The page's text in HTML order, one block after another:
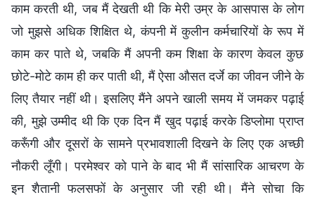
काम करती थी, जब मैं देखती थी कि मेरी उम्र के आसपास के लोग
जो मुझसे अधिक शिक्षित थे, कंपनी में कुलीन कर्मचारियों के रूप में
काम कर पाते थे, जबकि मैं अपनी कम शिक्षा के कारण केवल कुछ
छोटे-मोटे काम ही कर पाती थी, मैं ऐसा औसत दर्जे का जीवन जीने के
लिए तैयार नहीं थी। इसलिए मैंने अपने खाली समय में जमकर पढ़ाई
की, मुझे उम्मीद थी कि एक दिन मैं खुद पढ़ाई करके डिप्लोमा प्राप्त
करूँगी और दूसरों के सामने प्रभावशाली दिखने के लिए एक अच्छी
नौकरी लूँगी। परमेश्वर को पाने के बाद भी मैं सांसारिक आचरण के
इन शैतानी फलसफों के अनुसार जी रही थी। मैंने सोचा कि